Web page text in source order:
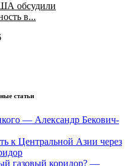
обсудили
в...
статьи
— Александр Бекович-
к Центральной Азии через
газовый коридор? —